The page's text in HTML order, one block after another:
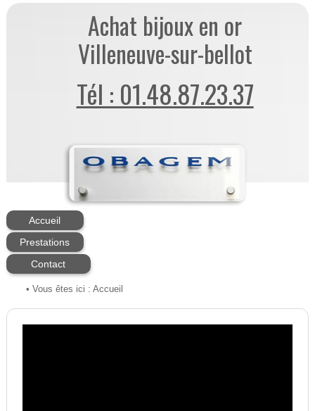
Achat bijoux en or
Villeneuve-sur-bellot
Tél : 01.48.87.23.37
Accueil
Prestations
Contact
• Vous êtes ici : Accueil